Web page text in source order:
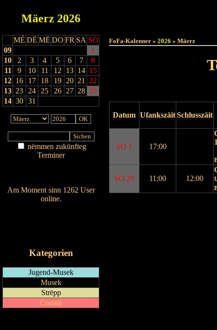
Mäerz 2026
MÉ DË MË DO FR SA SO
09
1
10
2 3 4 5 6 7
8
11
9 10 11 12 13 14 15
12 16 17 18 19 20 21
22
13 23 24 25 26 27 28 29
14 30 31
nëmmen zukünfteg
Terminer
Am Moment sinn 1262 User
online.
Kategorien
Jugend-Musek
Musek
Strëpp
Comité
FoFa-Kalenner » 2026 » Mäerz
Datum UfankszäitSchlusszäit
SO 1 17:00
SO 29 11:00 12:00